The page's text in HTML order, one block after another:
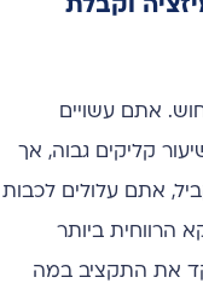
וקבלת
אתם עשויים
קליקים גבוה, אך
אתם עלולים לכבות
הרווחית ביותר
את התקציב במה